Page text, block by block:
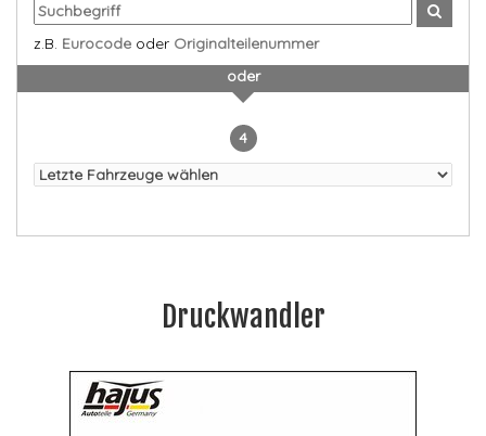
z.B. Eurocode oder Originalteilenummer
oder
4
Druckwandler